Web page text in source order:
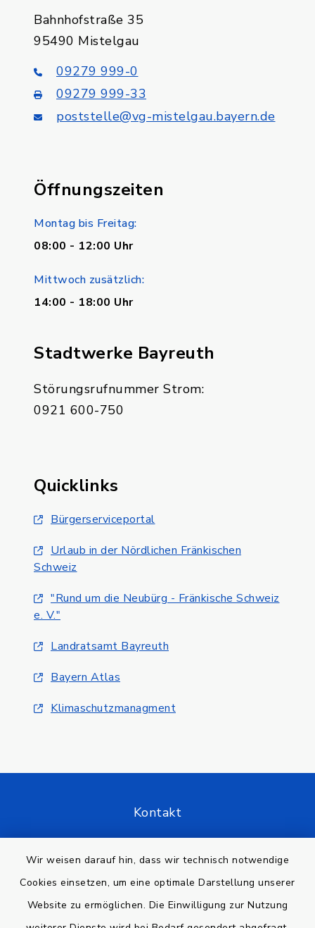
Wir weisen darauf hin, dass wir technisch notwendige
Cookies einsetzen, um eine optimale Darstellung unserer
Website zu ermöglichen. Die Einwilligung zur Nutzung
Bahnhofstraße 35
95490 Mistelgau
09279 999-0
09279 999-33
poststelle@vg-mistelgau.bayern.de
Öffnungszeiten
Montag bis Freitag:
08:00 - 12:00 Uhr
Mittwoch zusätzlich:
14:00 - 18:00 Uhr
Stadtwerke Bayreuth
Störungsrufnummer Strom:
0921 600-750
Quicklinks
Bürgerserviceportal
Urlaub in der Nördlichen Fränkischen
Schweiz
"Rund um die Neubürg - Fränkische Schweiz
e. V."
Landratsamt Bayreuth
Bayern Atlas
Klimaschutzmanagment
Kontakt
Datenschutz
Impressum